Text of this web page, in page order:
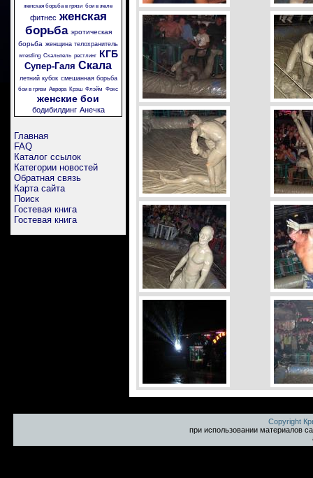
женская борьба в грязи бои в желе
фитнес женская
борьба эротическая
борьба женщина телохранитель
wrestling Скальпель рестлинг КГБ
Супер-Галя Скала
летний кубок смешанная борьба
бои в грязи Аврора Крэш Флэйм Фокс
женские бои
бодибилдинг Анечка
Главная
FAQ
Каталог ссылок
Категории новостей
Обратная связь
Карта сайта
Поиск
Гостевая книга
Гостевая книга
Copyright
при использовании материалов